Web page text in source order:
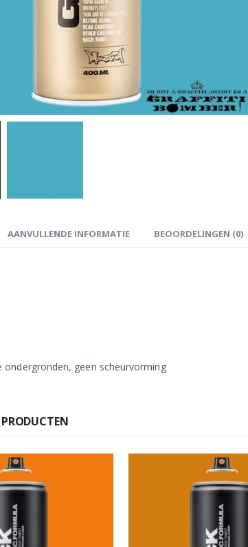
AANVULLENDE INFORMATIE BEOORDELINGEN (0)
ondergronden, geen scheurvorming
PRODUCTEN